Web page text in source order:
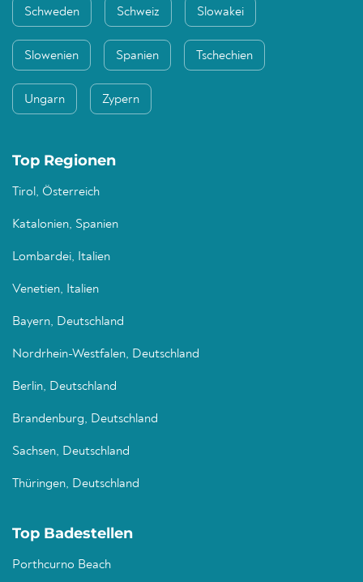
Schweden Schweiz Slowakei
Slowenien Spanien Tschechien
Ungarn Zypern
Top Regionen
Tirol, Österreich
Katalonien, Spanien
Lombardei, Italien
Venetien, Italien
Bayern, Deutschland
Nordrhein-Westfalen, Deutschland
Berlin, Deutschland
Brandenburg, Deutschland
Sachsen, Deutschland
Thüringen, Deutschland
Top Badestellen
Porthcurno Beach